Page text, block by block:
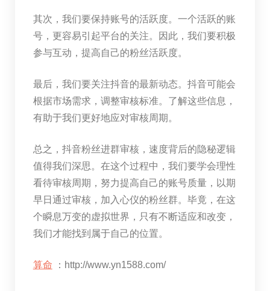
其次，我们要保持账号的活跃度。一个活跃的账
号，更容易引起平台的关注。因此，我们要积极
参与互动，提高自己的粉丝活跃度。
最后，我们要关注抖音的最新动态。抖音可能会
根据市场需求，调整审核标准。了解这些信息，
有助于我们更好地应对审核周期。
总之，抖音粉丝进群审核，速度背后的隐秘逻辑
值得我们深思。在这个过程中，我们要学会理性
看待审核周期，努力提高自己的账号质量，以期
早日通过审核，加入心仪的粉丝群。毕竟，在这
个瞬息万变的虚拟世界，只有不断适应和改变，
我们才能找到属于自己的位置。
算命 ：http://www.yn1588.com/